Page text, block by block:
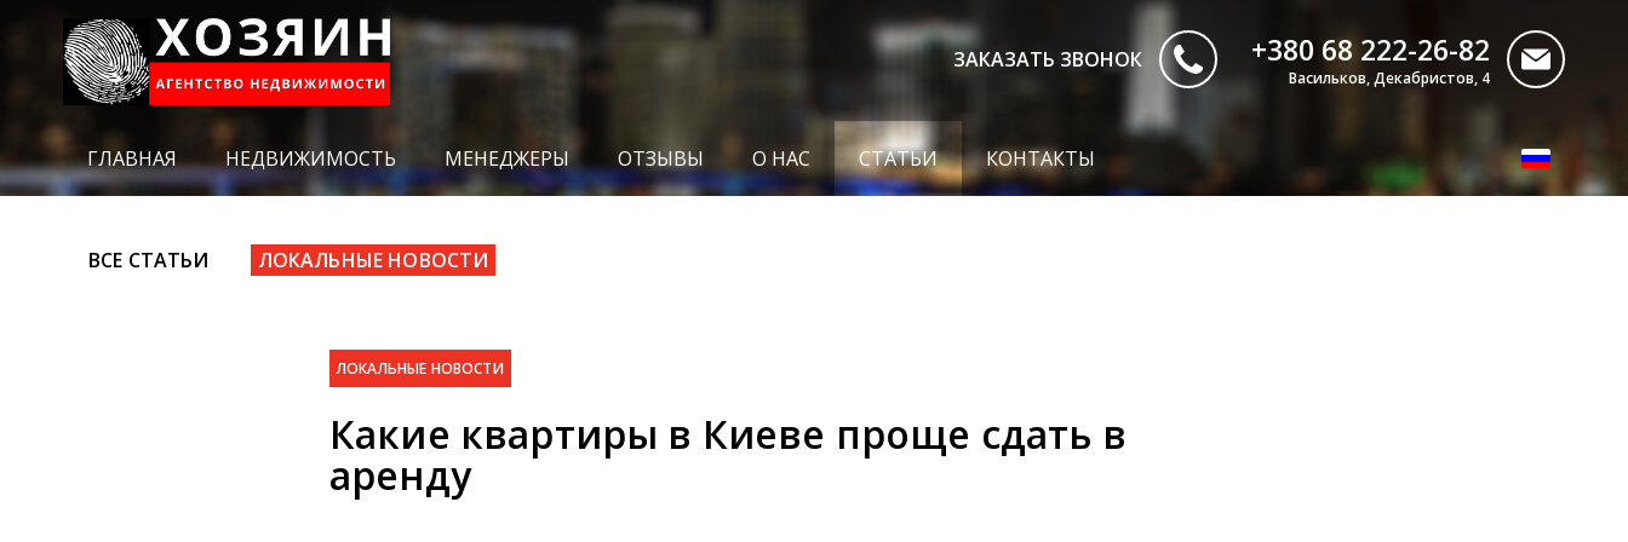
ЗАКАЗАТЬ ЗВОНОК +380 68 222-26-82
Васильков, Декабристов, 4
ГЛАВНАЯ НЕДВИЖИМОСТЬ МЕНЕДЖЕРЫ ОТЗЫВЫ О НАС СТАТЬИ КОНТАКТЫ
ВСЕ СТАТЬИ ЛОКАЛЬНЫЕ НОВОСТИ
ЛОКАЛЬНЫЕ НОВОСТИ
Какие квартиры в Киеве проще сдать в
аренду